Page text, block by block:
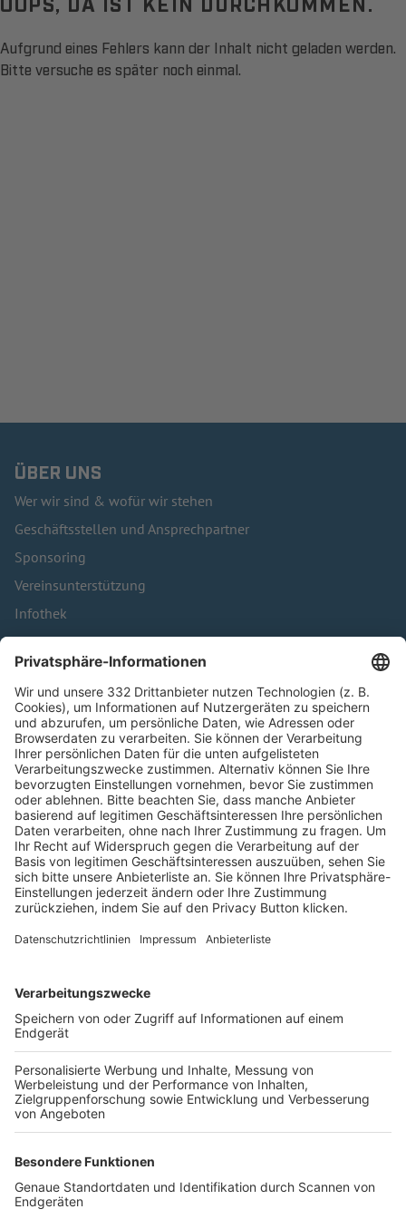
Aufgrund eines Fehlers kann der Inhalt nicht geladen werden.
Bitte versuche es später noch einmal.
ÜBER UNS
Wer wir sind & wofür wir stehen
Geschäftsstellen und Ansprechpartner
Sponsoring
Vereinsunterstützung
Infothek
Kontakt
HÄUFIG BESUCHTE SEITEN
Pässe und Vereinswechsel
Trainerausbildung
Schulungsangebot Vereinsmitarbeiter
BFV-Geschäftsstellen
Trainerbörse
Login SpielPlus
FOLGE DEM BFV
TOP-VEREINE
TOP-PARTNER